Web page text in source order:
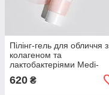
Пілінг-гель для обличчя з
колагеном та
лактобактеріями Medi-
Konjac Peeling Gel 95 мл
620 ₴